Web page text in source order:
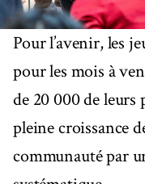
Pour l’avenir, les
pour les mois à
de 20 000 de
pleine croissance
communauté par